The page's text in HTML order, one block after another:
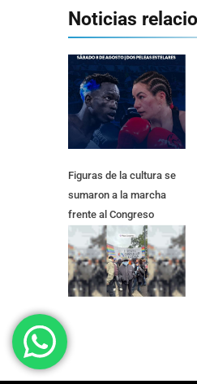
Noticias
Figuras de la cultura se
sumaron a la marcha
frente al Congreso
contra la Ley de
Propiedad Privada